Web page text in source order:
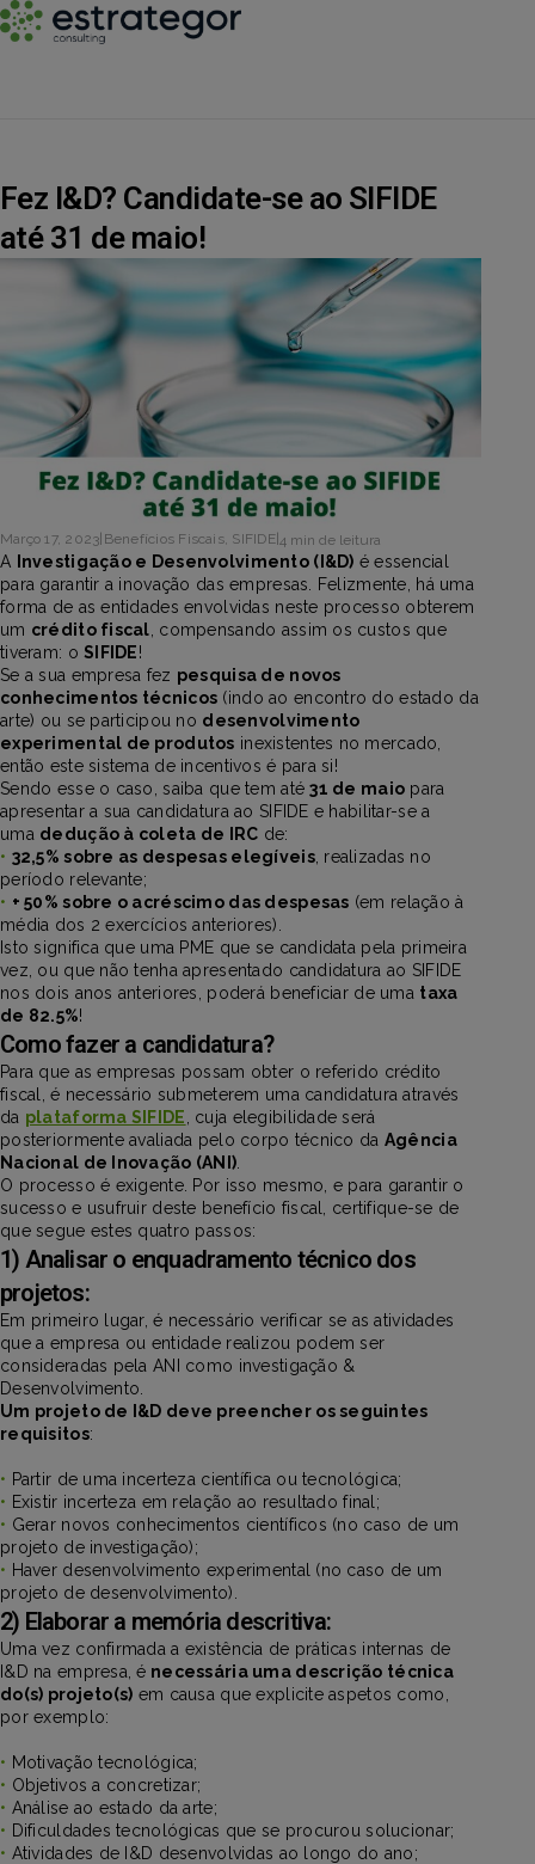
Fez I&D? Candidate-se ao SIFIDE
até 31 de maio!
Março 17, 2023 Benefícios Fiscais, SIFIDE| 4 min de leitura
A Investigação e Desenvolvimento (I&D) é essencial
para garantir a inovação das empresas. Felizmente, há uma
forma de as entidades envolvidas neste processo obterem
um crédito fiscal , compensando assim os custos que
tiveram: oSIFIDE!
Se a sua empresa fez pesquisa de novos
conhecimentos técnicos (indo ao encontro do estado da
arte) ou se participou no desenvolvimento
experimental de produtos inexistentes no mercado,
então este sistema de incentivos é para si!
Sendo esse o caso, saiba que tem até31 de maio para
apresentar a sua candidatura ao SIFIDE e habilitar-se a
uma dedução à coleta de IRC de:
• 32,5% sobre as despesas elegíveis, realizadas no
período relevante;
• + 50% sobre o acréscimo das despesas (em relação à
média dos 2 exercícios anteriores).
Isto significa que uma PME que se candidata pela primeira
vez, ou que não tenha apresentado candidatura ao SIFIDE
nos dois anos anteriores, poderá beneficiar de uma taxa
de 82.5%!
Como fazer a candidatura?
Para que as empresas possam obter o referido crédito
fiscal, é necessário submeterem uma candidatura através
da plataforma SIFIDE
, cuja elegibilidade será
posteriormente avaliada pelo corpo técnico da Agência
Nacional de Inovação (ANI)
O processo é exigente. Por isso mesmo, e para garantir o
sucesso e usufruir deste benefício fiscal, certifique-se de
que segue estes quatro passos:
1) Analisar o enquadramento técnico dos
projetos:
Em primeiro lugar, é necessário verificar se as atividades
que a empresa ou entidade realizou podem ser
consideradas pela ANI como investigação &
Desenvolvimento.
Um projeto de I&D deve preencher os seguintes
requisitos:
• Partir de uma incerteza científica ou tecnológica;
• Existir incerteza em relação ao resultado final;
• Gerar novos conhecimentos científicos (no caso de um
projeto de investigação);
• Haver desenvolvimento experimental (no caso de um
projeto de desenvolvimento).
2) Elaborar a memória descritiva:
Uma vez confirmada a existência de práticas internas de
I&D na empresa, é necessária uma descrição técnica
do(s) projeto(s) em causa que explicite aspetos como,
por exemplo:
• Motivação tecnológica;
• Objetivos a concretizar;
• Análise ao estado da arte;
• Dificuldades tecnológicas que se procurou solucionar;
• Atividades de I&D desenvolvidas ao longo do ano;